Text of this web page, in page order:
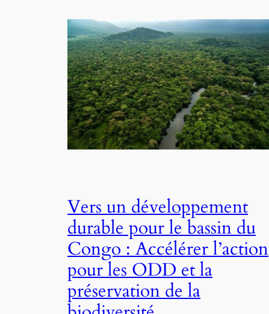
Vers un développement
durable pour le bassin du
Congo : Accélérer l’action
pour les ODD et la
préservation de la